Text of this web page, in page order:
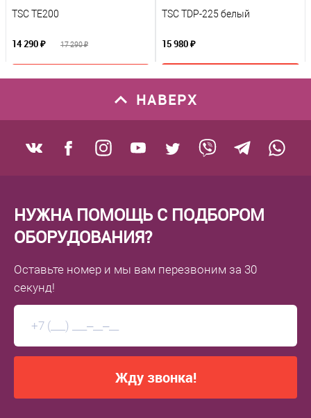
TSC TE200
14 290 ₽ 17 290 ₽
В избранное
TSC TDP-225 белый
15 980 ₽
К сравнению
В избранное
Под заказ
НАВЕРХ
НУЖНА ПОМОЩЬ С ПОДБОРОМ
ОБОРУДОВАНИЯ?
Оставьте номер и мы вам перезвоним за 30
секунд!
Жду звонка!